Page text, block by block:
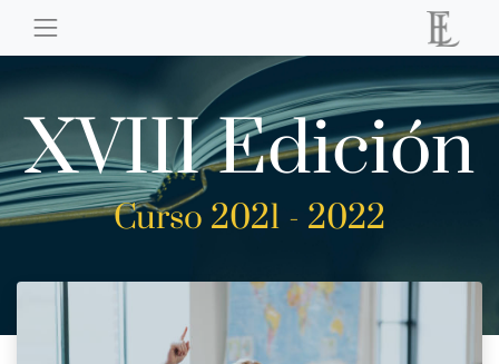
XVIII Edición
Curso 2021 - 2022